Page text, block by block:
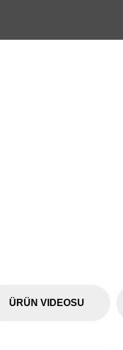
ÜRÜN VIDEOSU